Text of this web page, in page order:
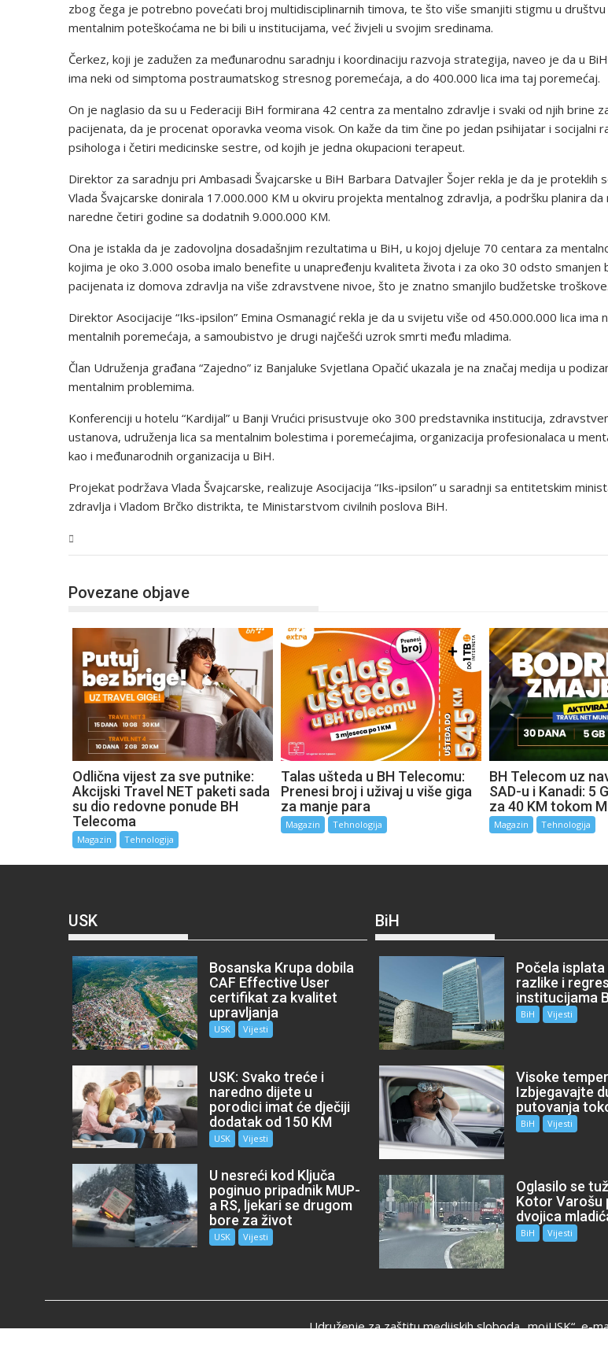
zbog čega je potrebno povećati broj multidisciplinarnih timova, te što više smanjiti stigmu u društvu
mentalnim poteškoćama ne bi bili u institucijama, već živjeli u svojim sredinama.
Čerkez, koji je zadužen za međunarodnu saradnju i koordinaciju razvoja strategija, naveo je da u
ima neki od simptoma postraumatskog stresnog poremećaja, a do 400.000 lica ima taj poremećaj.
On je naglasio da su u Federaciji BiH formirana 42 centra za mentalno zdravlje i svaki od njih brine
pacijenata, da je procenat oporavka veoma visok. On kaže da tim čine po jedan psihijatar i socijalni
psihologa i četiri medicinske sestre, od kojih je jedna okupacioni terapeut.
Direktor za saradnju pri Ambasadi Švajcarske u BiH Barbara Datvajler Šojer rekla je da je proteklih
Vlada Švajcarske donirala 17.000.000 KM u okviru projekta mentalnog zdravlja, a podršku planira da
naredne četiri godine sa dodatnih 9.000.000 KM.
Ona je istakla da je zadovoljna dosadašnjim rezultatima u BiH, u kojoj djeluje 70 centara za
kojima je oko 3.000 osoba imalo benefite u unapređenju kvaliteta života i za oko 30 odsto smanjen
pacijenata iz domova zdravlja na više zdravstvene nivoe, što je znatno smanjilo budžetske troškove.
Direktor Asocijacije “Iks-ipsilon” Emina Osmanagić rekla je da u svijetu više od 450.000.000 lica ima
mentalnih poremećaja, a samoubistvo je drugi najčešći uzrok smrti među mladima.
Član Udruženja građana “Zajedno” iz Banjaluke Svjetlana Opačić ukazala je na značaj medija u
mentalnim problemima.
Konferenciji u hotelu “Kardijal” u Banji Vrućici prisustvuje oko 300 predstavnika institucija,
ustanova, udruženja lica sa mentalnim bolestima i poremećajima, organizacija profesionalaca u
kao i međunarodnih organizacija u BiH.
Projekat podržava Vlada Švajcarske, realizuje Asocijacija “Iks-ipsilon” u saradnji sa entitetskim
zdravlja i Vladom Brčko distrikta, te Ministarstvom civilnih poslova BiH.
Povezane objave
Odlična vijest za sve putnike:
Akcijski Travel NET paketi sada
su dio redovne ponude BH
Telecoma
Magazin Tehnologija
Talas ušteda u BH Telecomu:
Prenesi broj i uživaj u više giga
za manje para
Magazin Tehnologija
BH Telecom uz
SAD-u i Kanadi: 5
za 40 KM tokom
Magazin Tehnologija
USK
Bosanska Krupa dobila
CAF Effective User
certifikat za kvalitet
upravljanja
USK Vijesti
USK: Svako treće i
naredno dijete u
porodici imat će dječiji
dodatak od 150 KM
USK Vijesti
U nesreći kod Ključa
poginuo pripadnik MUP-
a RS, ljekari se drugom
bore za život
USK Vijesti
BiH
Počela
razlike i
institucijama
BiH Vijesti
Visoke
Izbjegavajte
putovanja
BiH Vijesti
Oglasilo se
Kotor Varošu
dvojica
BiH Vijesti
Udruženje za zaštitu medijskih sloboda „mojUSK“, e-